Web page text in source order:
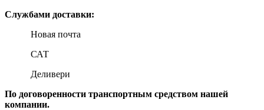
Службами доставки:
Новая почта
САТ
Деливери
По договоренности транспортным средством нашей
компании.